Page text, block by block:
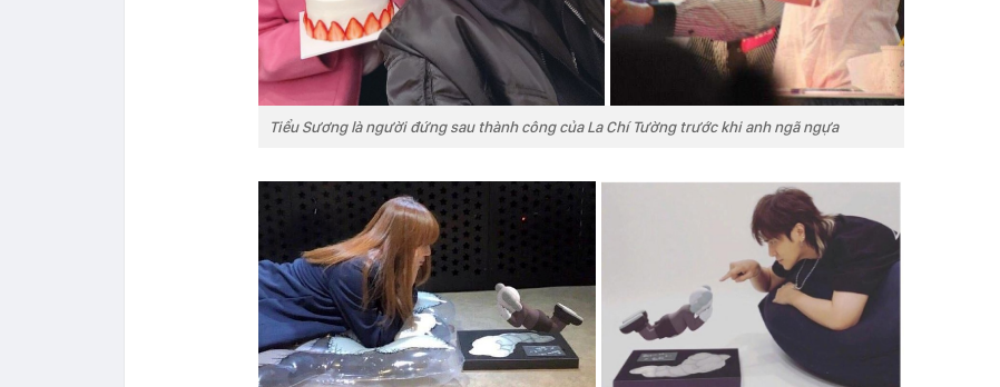
Tiểu Sương là người đứng sau thành công của La Chí Tường trước khi anh ngã ngựa